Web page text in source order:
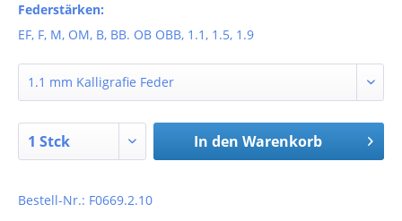
Federstärken:
EF, F, M, OM, B, BB. OB OBB, 1.1, 1.5, 1.9
In den Warenkorb
Bestell-Nr.: F0669.2.10